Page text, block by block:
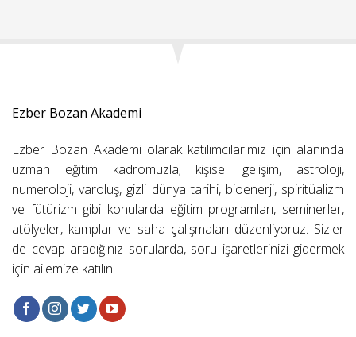
Ezber Bozan Akademi
Ezber Bozan Akademi olarak katılımcılarımız için alanında
uzman eğitim kadromuzla; kişisel gelişim, astroloji,
numeroloji, varoluş, gizli dünya tarihi, bioenerji, spiritüalizm
ve fütürizm gibi konularda eğitim programları, seminerler,
atölyeler, kamplar ve saha çalışmaları düzenliyoruz. Sizler
de cevap aradığınız sorularda, soru işaretlerinizi gidermek
için ailemize katılın.